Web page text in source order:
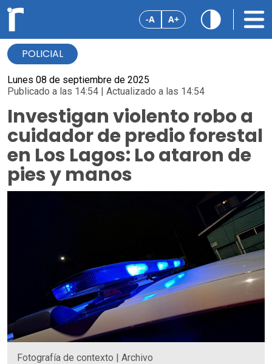
-A A+
POLICIAL
Lunes 08 de septiembre de 2025
Publicado a las 14:54 | Actualizado a las 14:54
Investigan violento robo a
cuidador de predio forestal
en Los Lagos: Lo ataron de
pies y manos
Fotografía de contexto | Archivo